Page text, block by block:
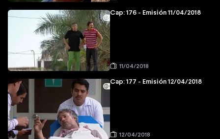
Cap: 176 - Emisión 11/04/2018
11/04/2018
Cap: 177 - Emisión 12/04/2018
12/04/2018